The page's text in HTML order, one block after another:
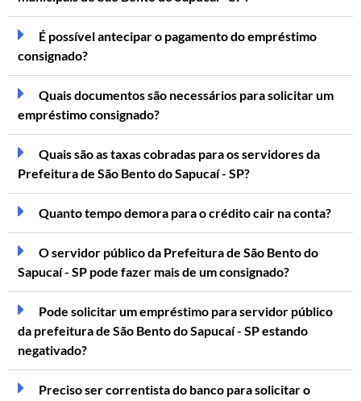
É possível antecipar o pagamento do empréstimo
consignado?
Quais documentos são necessários para solicitar um
empréstimo consignado?
Quais são as taxas cobradas para os servidores da
Prefeitura de São Bento do Sapucaí - SP?
Quanto tempo demora para o crédito cair na conta?
O servidor público da Prefeitura de São Bento do
Sapucaí - SP pode fazer mais de um consignado?
Pode solicitar um empréstimo para servidor público
da prefeitura de São Bento do Sapucaí - SP estando
negativado?
Preciso ser correntista do banco para solicitar o